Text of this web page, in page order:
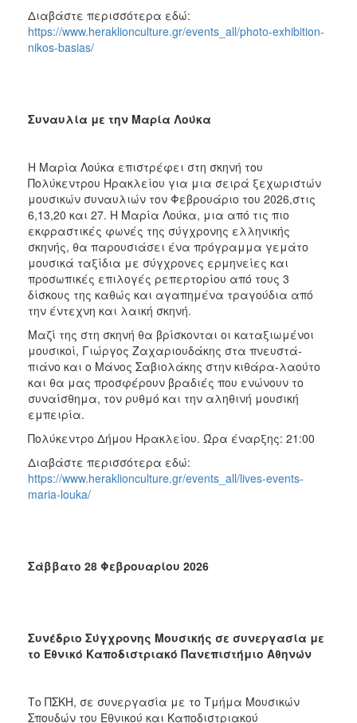
Διαβάστε περισσότερα εδώ:
https://www.heraklionculture.gr/events_all/photo-exhibition-
nikos-basias/
Συναυλία με την Μαρία Λούκα
Η Μαρία Λούκα επιστρέφει στη σκηνή του
Πολύκεντρου Ηρακλείου για μια σειρά ξεχωριστών
μουσικών συναυλιών τον Φεβρουάριο του 2026,στις
6,13,20 και 27. Η Μαρία Λούκα, μια από τις πιο
εκφραστικές φωνές της σύγχρονης ελληνικής
σκηνής, θα παρουσιάσει ένα πρόγραμμα γεμάτο
μουσικά ταξίδια με σύγχρονες ερμηνείες και
προσωπικές επιλογές ρεπερτορίου από τους 3
δίσκους της καθώς και αγαπημένα τραγούδια από
την έντεχνη και λαική σκηνή.
Μαζί της στη σκηνή θα βρίσκονται οι καταξιωμένοι
μουσικοί, Γιώργος Ζαχαριουδάκης στα πνευστά-
πιάνο και ο Μάνος Σαβιολάκης στην κιθάρα-λαούτο
και θα μας προσφέρουν βραδιές που ενώνουν το
συναίσθημα, τον ρυθμό και την αληθινή μουσική
εμπειρία.
Πολύκεντρο Δήμου Ηρακλείου. Ώρα έναρξης: 21:00
Διαβάστε περισσότερα εδώ:
https://www.heraklionculture.gr/events_all/lives-events-
maria-louka/
Σάββατο 28 Φεβρουαρίου 2026
Συνέδριο Σύγχρονης Μουσικής σε συνεργασία με
το Εθνικό Καποδιστριακό Πανεπιστήμιο Αθηνών
Το ΠΣΚΗ, σε συνεργασία με το Τμήμα Μουσικών
Σπουδών του Εθνικού και Καποδιστριακού